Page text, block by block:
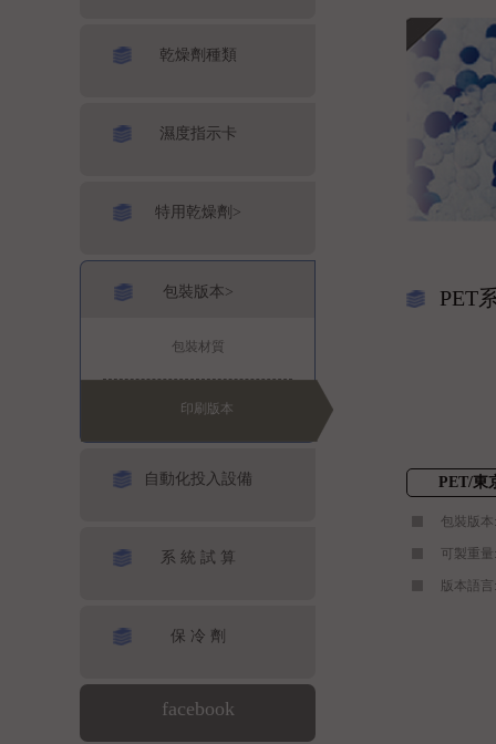
乾燥劑種類
濕度指示卡
特用乾燥劑>
包裝版本>
包裝材質
印刷版本
自動化投入設備
系 統 試 算
保 冷 劑
facebook
PET
PET/東
包裝版本
可製重量
版本語